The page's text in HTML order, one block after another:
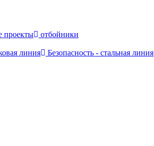
проекты
отбойники
линия Безопасность - стальная линия